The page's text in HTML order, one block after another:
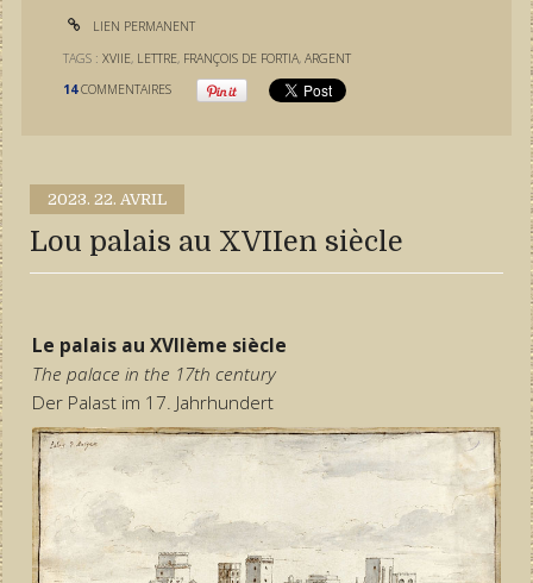
LIEN PERMANENT
TAGS :XVIIE, LETTRE, FRANÇOIS DE FORTIA,ARGENT
14 COMMENTAIRES
2023. 22. AVRIL
Lou palais au XVIIen siècle
Le palais au XVIIème siècle
The palace in the 17th century
Der Palast im 17. Jahrhundert